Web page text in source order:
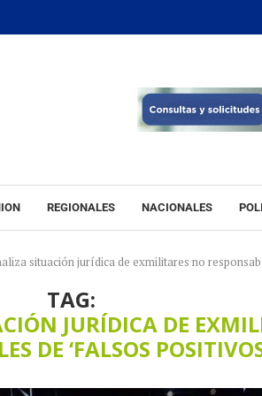
REGIONALES NACIONALES
situación jurídica de exmilitares no
TAG:
JURÍDICA DE
DE ‘FALSOS